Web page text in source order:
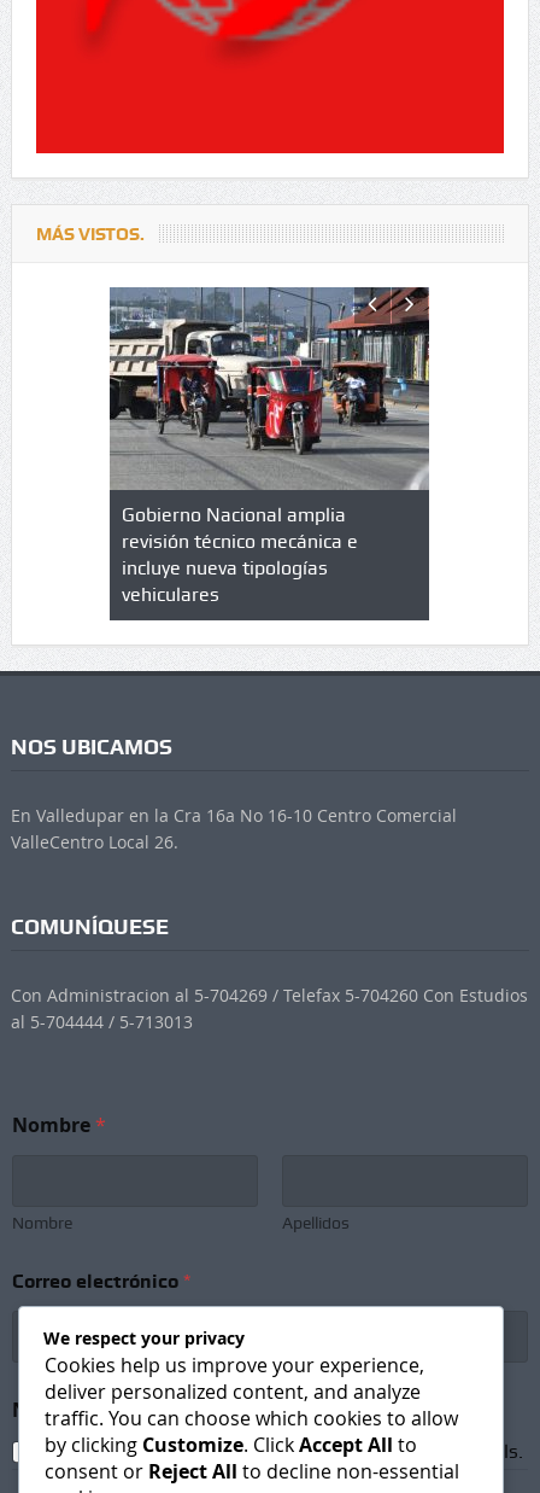
MÁS VISTOS.
de
en
Gobierno Nacional amplia
revisión técnico mecánica e
incluye nueva tipologías
vehiculares
Qué es
NOS UBICAMOS
En Valledupar en la Cra 16a No 16-10 Centro Comercial
ValleCentro Local 26.
COMUNÍQUESE
Con Administracion al 5-704269 / Telefax 5-704260 Con Estudios
al 5-704444 / 5-713013
Nombre*
Nombre Apellidos
Correo electrónico *
u
b
s
Newsletter Subscription*
I agree to receive newsletters and promotional emails.
We respect your privacy
Cookies help us improve your experience,
deliver personalized content, and analyze
traffic. You can choose which cookies to allow
by clicking Customize. ClickAccept All to
consent or Reject All to decline non-essential